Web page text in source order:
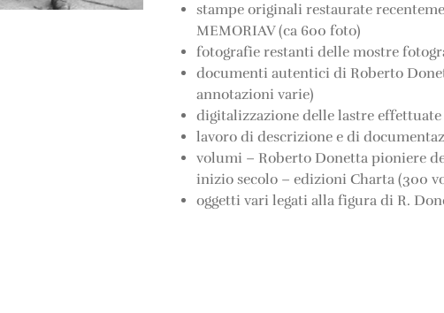
stampe originali restaurate
MEMORIAV (ca 600 foto)
fotografie restanti delle mostre
documenti autentici di Roberto
annotazioni varie)
digitalizzazione delle lastre effettuate
lavoro di descrizione e di
volumi – Roberto Donetta pioniere
inizio secolo – edizioni Charta (300
oggetti vari legati alla figura di R.